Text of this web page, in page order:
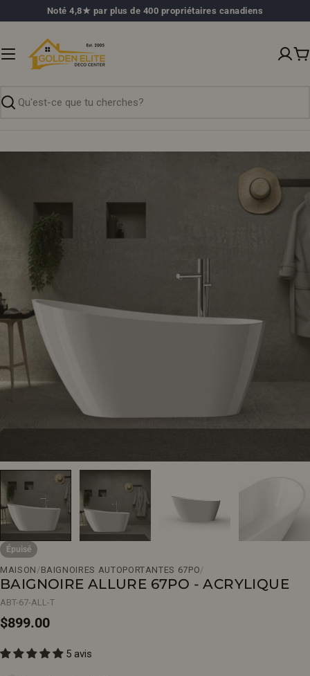
au
Noté 4,8★ par plus de 400 propriétaires canadiens
Recherche
le média 0 en mode modal
Épuisé
MAISON /BAIGNOIRES AUTOPORTANTES 67PO/
BAIGNOIRE ALLURE 67PO - ACRYLIQUE
ABT-67-ALL-T
Prix
régulier
$899.00
5 avis